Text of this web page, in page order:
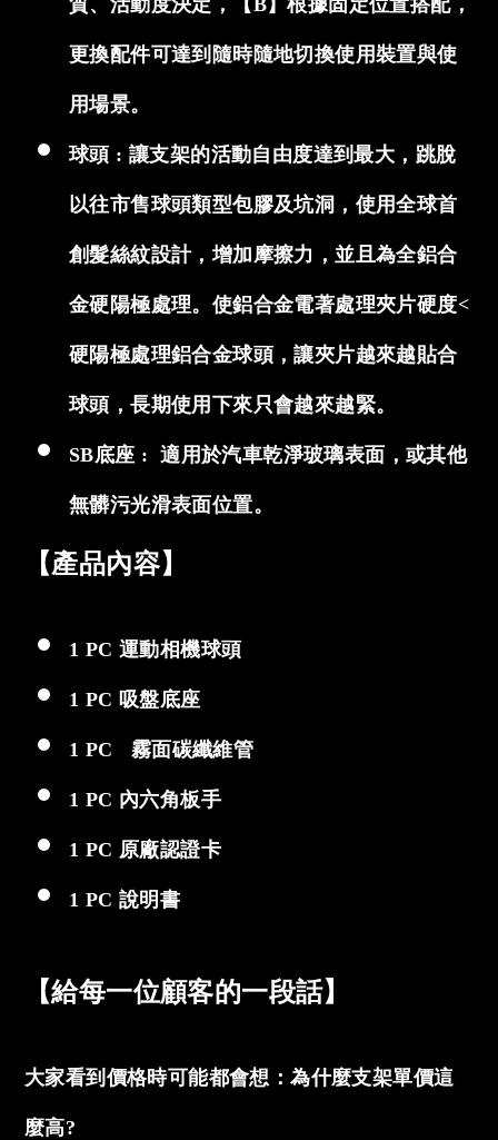
質、活動度決定，【B】根據固定位置搭配，
更換配件可達到隨時隨地切換使用裝置與使
用場景。
球頭 : 讓支架的活動自由度達到最大，跳脫
以往市售球頭類型包膠及坑洞，使用全球首
創髮絲紋設計，增加摩擦力，並且為全鋁合
金硬陽極處理。使鋁合金電著處理夾片硬度<
硬陽極處理鋁合金球頭，讓夾片越來越貼合
球頭，長期使用下來只會越來越緊。
SB底座 : 適用於汽車乾淨玻璃表面，或其他
無髒污光滑表面位置。
【產品內容】
1 PC 運動相機球頭
1 PC 吸盤底座
1 PC 霧面碳纖維管
1 PC 內六角板手
1 PC 原廠認證卡
1 PC 說明書
【給每一位顧客的一段話】
大家看到價格時可能都會想：為什麼支架單價這
麼高?